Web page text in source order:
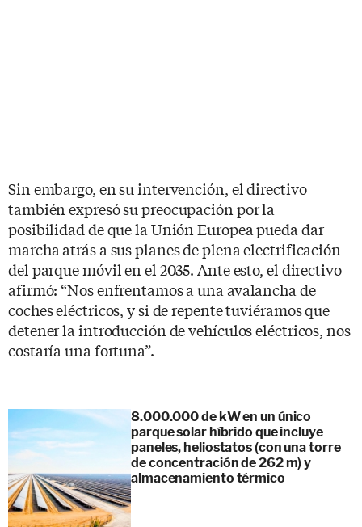
Sin embargo, en su intervención, el directivo
también expresó su preocupación por la
posibilidad de que la Unión Europea pueda dar
marcha atrás a sus planes de plena electrificación
del parque móvil en el 2035. Ante esto, el directivo
afirmó: “Nos enfrentamos a una avalancha de
coches eléctricos, y si de repente tuviéramos que
detener la introducción de vehículos eléctricos, nos
costaría una fortuna”.
8.000.000 de kW en un único
parque solar híbrido que incluye
paneles, heliostatos (con una torre
de concentración de 262 m) y
almacenamiento térmico